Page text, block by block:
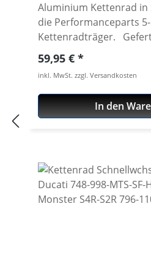
Aluminium Kettenrad in
die Performanceparts
Kettenradträger.
modensten CNC
hochfestem und extrem
Luftfahrtaluminium 7075
verschiedenen
Zähnezahlen von 36-47
Kettenrades und der
Verwendung eines
abweichend von der
dauerhafte Haltbarkeit
Regulärer Preis:
59,95 €
inkl. MwSt. zzgl. Versandkosten
In den